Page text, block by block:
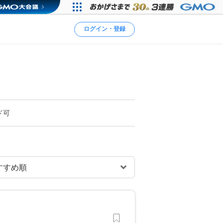
ログイン・登録
可